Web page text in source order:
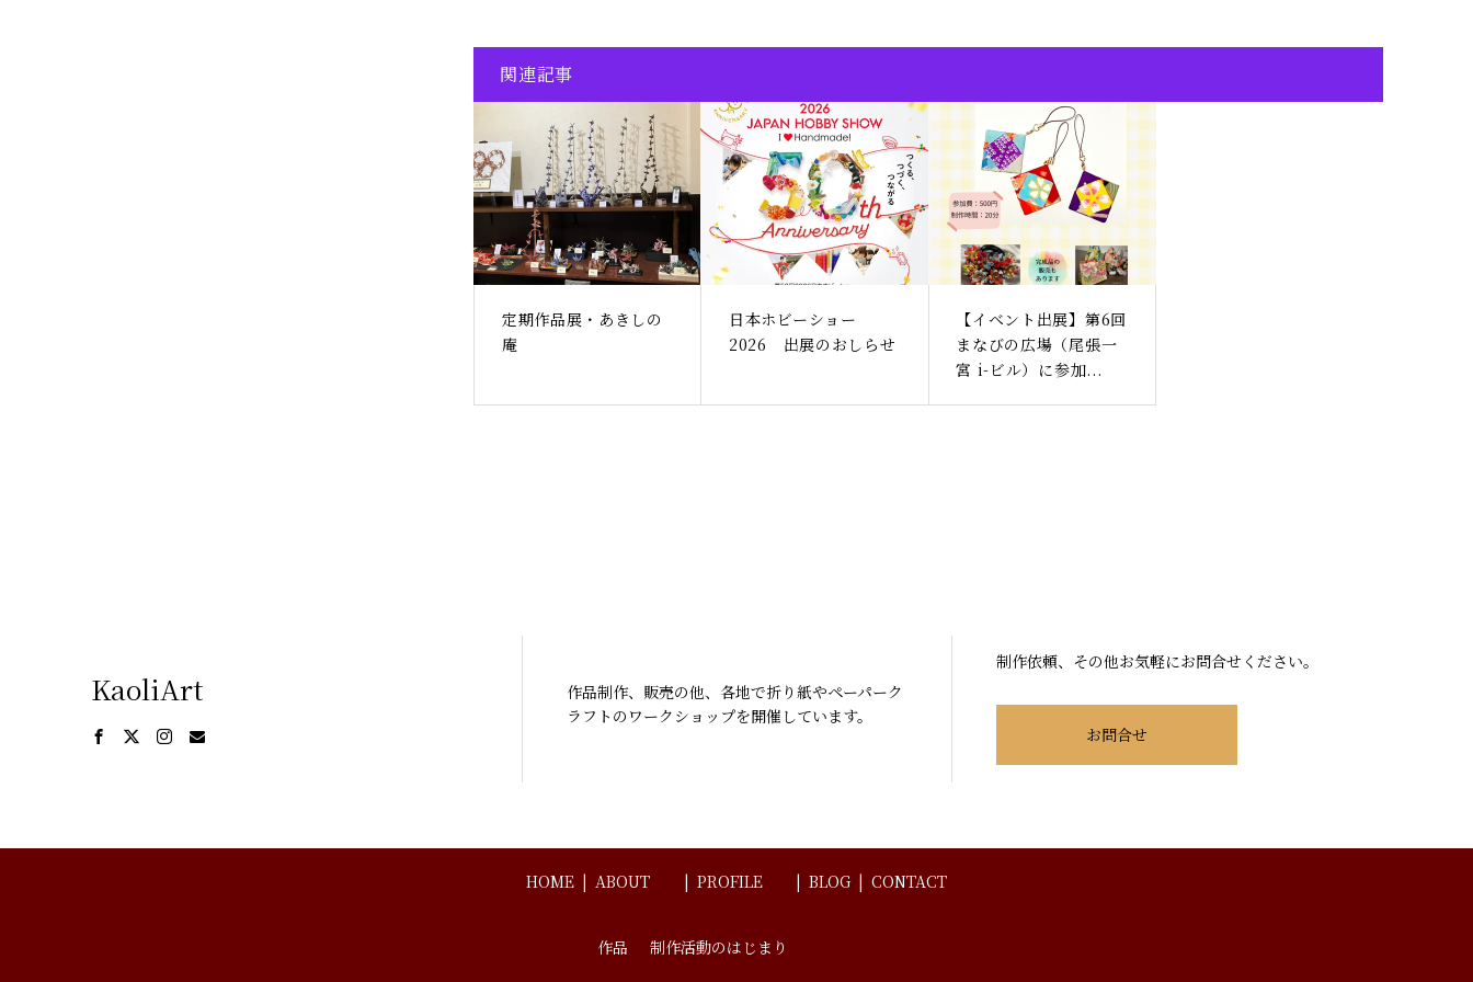
関連記事
定期作品展・あきしの
庵
日本ホビーショー
2026 出展のおしらせ
【イベント出展】第6回
まなびの広場（尾張一
宮 i-ビル）に参加...
KaoliArt
作品制作、販売の他、各地で折り紙やペーパーク
ラフトのワークショップを開催しています。
制作依頼、その他お気軽にお問合せください。
お問合せ
HOME ABOUT
作品
PROFILE
制作活動のはじまり
BLOG CONTACT